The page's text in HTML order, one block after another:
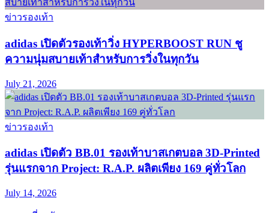
ข่าวรองเท้า
adidas เปิดตัวรองเท้าวิ่ง HYPERBOOST RUN ชู
ความนุ่มสบายเท้าสำหรับการวิ่งในทุกวัน
July 21, 2026
ข่าวรองเท้า
adidas เปิดตัว BB.01 รองเท้าบาสเกตบอล 3D-Printed
รุ่นแรกจาก Project: R.A.P. ผลิตเพียง 169 คู่ทั่วโลก
July 14, 2026